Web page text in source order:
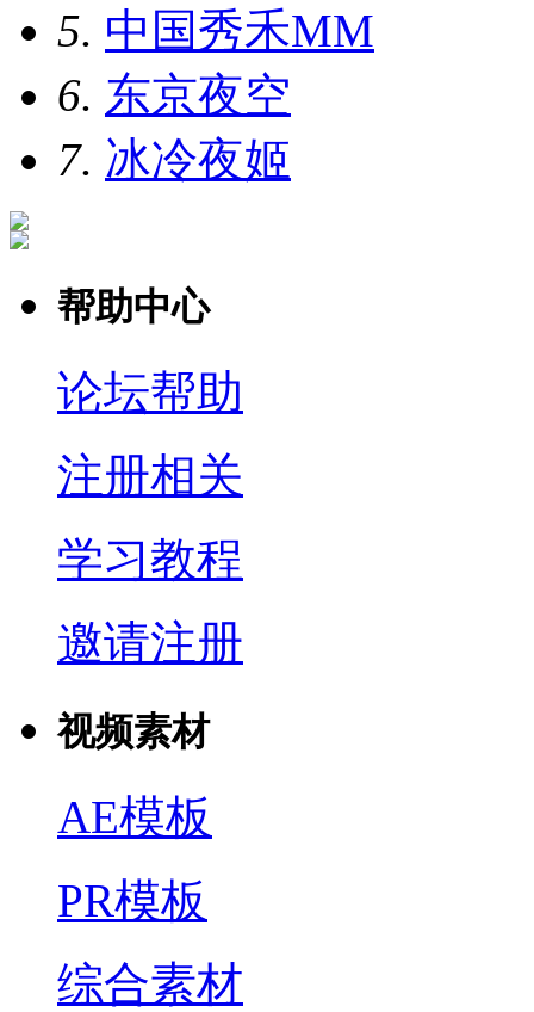
5. 中国秀禾MM
6. 东京夜空
7. 冰冷夜姬
帮助中心
论坛帮助
注册相关
学习教程
邀请注册
视频素材
AE模板
PR模板
综合素材